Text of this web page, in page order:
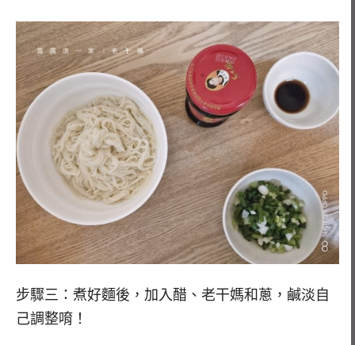
步驟三：煮好麵後，加入醋、老干媽和蔥，鹹淡自
己調整唷！